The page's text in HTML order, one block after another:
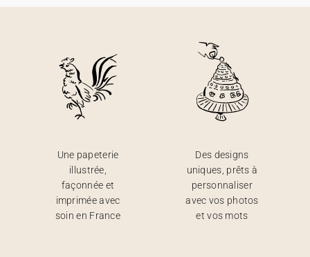
Une papeterie
illustrée,
façonnée et
imprimée avec
soin en France
Des designs
uniques, prêts à
personnaliser
avec vos photos
et vos mots